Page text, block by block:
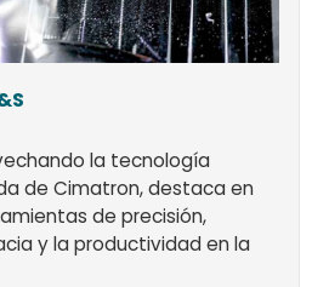
la tecnología
de Cimatron, destaca en
de precisión,
y la productividad en la